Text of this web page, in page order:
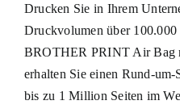
Drucken Sie in Ihrem
Druckvolumen über 100.000
BROTHER PRINT Air Bag
erhalten Sie einen Rund-
bis zu 1 Million Seiten im